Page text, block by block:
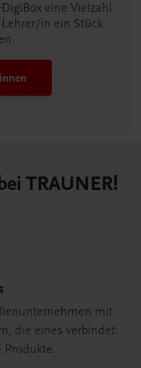
eine Vielzahl
in ein Stück
TRAUNER!
mit
die eines verbindet:
Produkte.